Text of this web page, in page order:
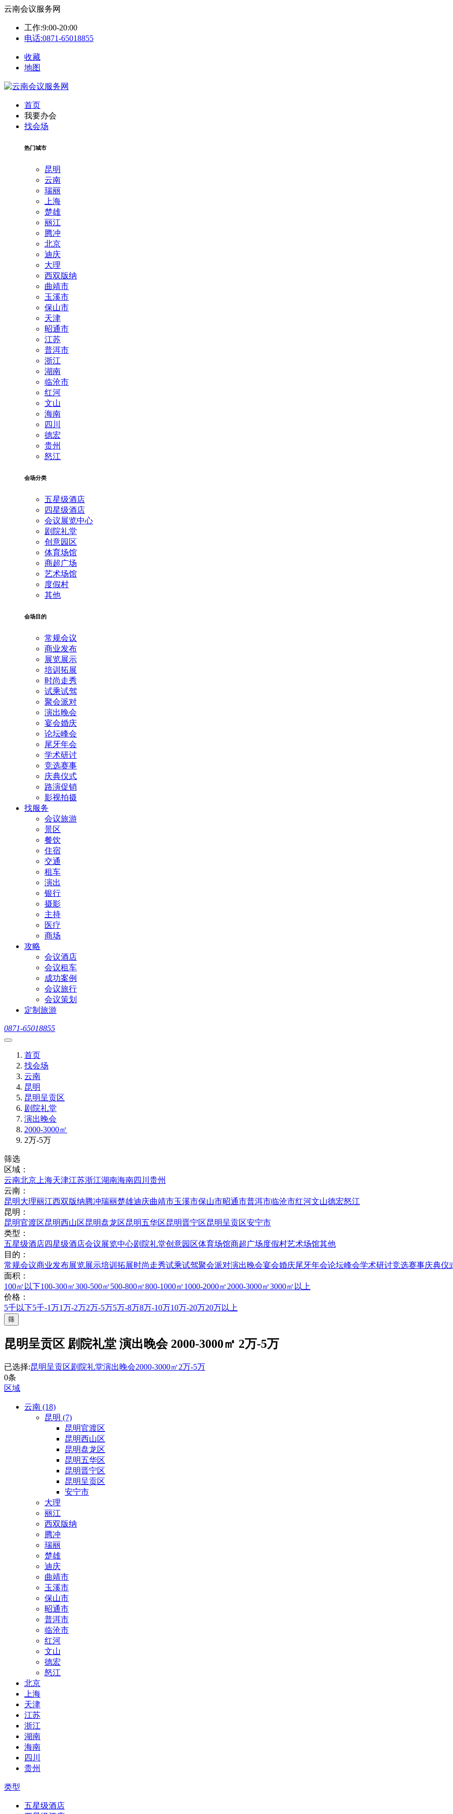
云南会议服务网
工作:9:00-20:00
电话:0871-65018855
收藏
地图
首页
我要办会
找会场
热门城市
昆明
云南
瑞丽
上海
楚雄
丽江
腾冲
北京
迪庆
大理
西双版纳
曲靖市
玉溪市
保山市
天津
昭通市
江苏
普洱市
浙江
湖南
临沧市
红河
文山
海南
四川
德宏
贵州
怒江
会场分类
五星级酒店
四星级酒店
会议展览中心
剧院礼堂
创意园区
体育场馆
商超广场
艺术场馆
度假村
其他
会场目的
常规会议
商业发布
展览展示
培训拓展
时尚走秀
试乘试驾
聚会派对
演出晚会
宴会婚庆
论坛峰会
尾牙年会
学术研讨
竞选赛事
庆典仪式
路演促销
影视拍摄
找服务
会议旅游
景区
餐饮
住宿
交通
租车
演出
银行
摄影
主持
医疗
商场
攻略
会议酒店
会议租车
成功案例
会议旅行
会议策划
定制旅游
0871-65018855
首页
找会场
云南
昆明
昆明呈贡区
剧院礼堂
演出晚会
2000-3000㎡
2万-5万
筛选
区域：
云南北京 上海天津江苏浙江湖南海南四川 贵州
云南：
昆明大理丽江西双版纳腾冲瑞丽楚雄迪庆曲靖市玉溪市保山市昭通市普洱市临沧市红河文山德宏怒江
昆明：
昆明官渡区昆明西山区昆明盘龙区昆明五华区昆明晋宁区昆明呈贡区安宁市
类型：
五星级酒店四星级酒店会议展览中心剧院礼堂创意园区体育场馆商超广场度假村艺术场馆其他
目的：
常规会议商业发布展览展示培训拓展时尚走秀试乘试驾聚会派对演出晚会宴会婚庆尾牙年会论坛峰会学术研讨竞选赛事庆典仪
面积：
100㎡以下100-300㎡300-500㎡500-800㎡800-1000㎡1000-2000㎡2000-3000㎡3000㎡以上
价格：
5千以下5千-1万1万-2万2万-5万5万-8万8万-10万10万-20万20万以上
筛
昆明呈贡区 剧院礼堂 演出晚会 2000-3000㎡ 2万-5万
已选择:昆明呈贡区剧院礼堂演出晚会2000-3000㎡2万-5万
0条
区域
云南 (18)
昆明 (7)
昆明官渡区
昆明西山区
昆明盘龙区
昆明五华区
昆明晋宁区
昆明呈贡区
安宁市
大理
丽江
西双版纳
腾冲
瑞丽
楚雄
迪庆
曲靖市
玉溪市
保山市
昭通市
普洱市
临沧市
红河
文山
德宏
怒江
北京
上海
天津
江苏
浙江
湖南
海南
四川
贵州
类型
五星级酒店